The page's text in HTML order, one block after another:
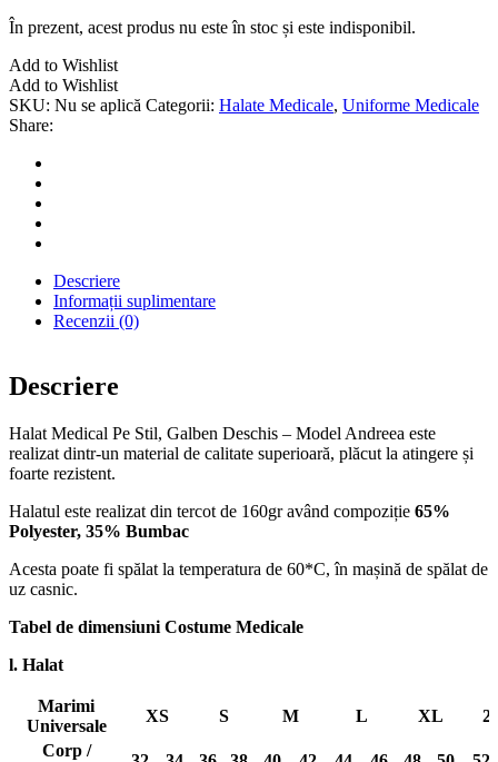
În prezent, acest produs nu este în stoc și este indisponibil.
Add to Wishlist
Add to Wishlist
SKU: Nu se aplică Categorii: Halate Medicale, Uniforme Medicale
Share:
Descriere
Informații suplimentare
Recenzii (0)
Descriere
Halat Medical Pe Stil, Galben Deschis – Model Andreea este
realizat dintr-un material de calitate superioară, plăcut la atingere și
foarte rezistent.
Halatul este realizat din tercot de 160gr având compoziție 65%
Polyester, 35% Bumbac
Acesta poate fi spălat la temperatura de 60*C, în mașină de spălat de
uz casnic.
Tabel de dimensiuni Costume Medicale
l. Halat
Marimi
Universale
XS S M L XL
Corp /